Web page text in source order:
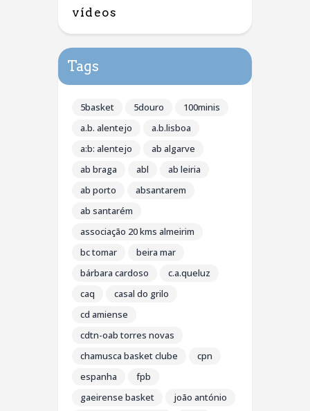
vídeos
Tags
5basket 5douro
100minis
a.b. alentejo
a.b.lisboa
a:b: alentejo
ab algarve
ab braga
abl
ab leiria
ab porto
absantarem
ab santarém
associação 20 kms almeirim
bc tomar
beira mar
bárbara cardoso
c.a.queluz
caq
casal do grilo
cd amiense
cdtn-oab torres novas
chamusca basket clube
cpn
espanha
fpb
gaeirense basket
joão antónio